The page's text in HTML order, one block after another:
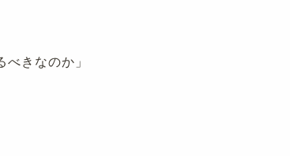
べきなのか」